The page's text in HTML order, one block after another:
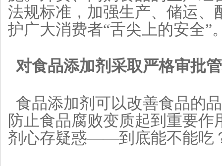
法规标准，加强生产、储运、
护广大消费者“舌尖上的安全”
对食品添加剂采取严格审批
食品添加剂可以改善食品的
防止食品腐败变质起到重要
剂心存疑惑——到底能不能吃